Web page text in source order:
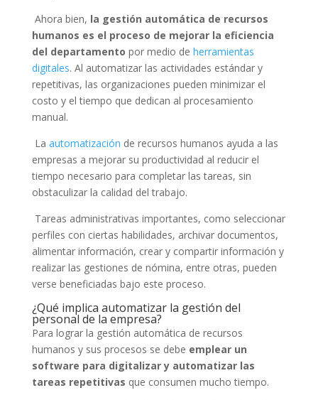
Ahora bien, la gestión automática de recursos
humanos es el proceso de mejorar la eficiencia
del departamento por medio de herramientas
digitales. Al automatizar las actividades estándar y
repetitivas, las organizaciones pueden minimizar el
costo y el tiempo que dedican al procesamiento
manual.
La automatización de recursos humanos ayuda a las
empresas a mejorar su productividad al reducir el
tiempo necesario para completar las tareas, sin
obstaculizar la calidad del trabajo.
Tareas administrativas importantes, como seleccionar
perfiles con ciertas habilidades, archivar documentos,
alimentar información, crear y compartir información y
realizar las gestiones de nómina, entre otras, pueden
verse beneficiadas bajo este proceso.
¿Qué implica automatizar la gestión del
personal de la empresa?
Para lograr la gestión automática de recursos
humanos y sus procesos se debe emplear un
software para digitalizar y automatizar las
tareas repetitivas que consumen mucho tiempo.